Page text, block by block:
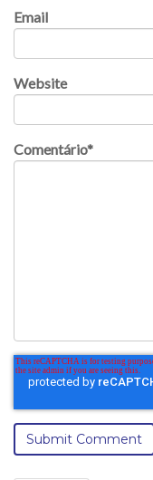
Email
Website
Comentário*